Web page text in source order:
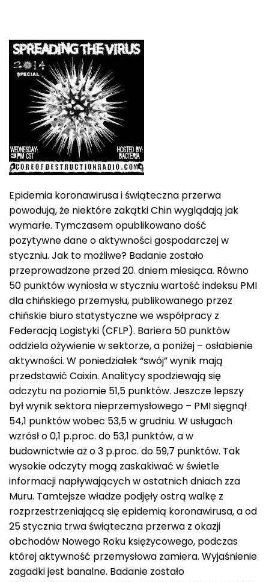
Epidemia koronawirusa i świąteczna przerwa
powodują, że niektóre zakątki Chin wyglądają jak
wymarłe. Tymczasem opublikowano dość
pozytywne dane o aktywności gospodarczej w
styczniu. Jak to możliwe? Badanie zostało
przeprowadzone przed 20. dniem miesiąca. Równo
50 punktów wyniosła w styczniu wartość indeksu PMI
dla chińskiego przemysłu, publikowanego przez
chińskie biuro statystyczne we współpracy z
Federacją Logistyki (CFLP). Bariera 50 punktów
oddziela ożywienie w sektorze, a poniżej – osłabienie
aktywności. W poniedziałek “swój” wynik mają
przedstawić Caixin. Analitycy spodziewają się
odczytu na poziomie 51,5 punktów. Jeszcze lepszy
był wynik sektora nieprzemysłowego – PMI sięgnął
54,1 punktów wobec 53,5 w grudniu. W usługach
wzrósł o 0,1 p.proc. do 53,1 punktów, a w
budownictwie aż o 3 p.proc. do 59,7 punktów. Tak
wysokie odczyty mogą zaskakiwać w świetle
informacji napływających w ostatnich dniach zza
Muru. Tamtejsze władze podjęły ostrą walkę z
rozprzestrzeniającą się epidemią koronawirusa, a od
25 stycznia trwa świąteczna przerwa z okazji
obchodów Nowego Roku księżycowego, podczas
której aktywność przemysłowa zamiera. Wyjaśnienie
zagadki jest banalne. Badanie zostało